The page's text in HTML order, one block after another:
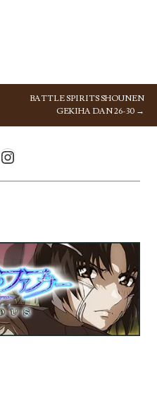
BATTLE SPIRITS SHOUNEN
GEKIHA DAN 26-30 →
Instagram